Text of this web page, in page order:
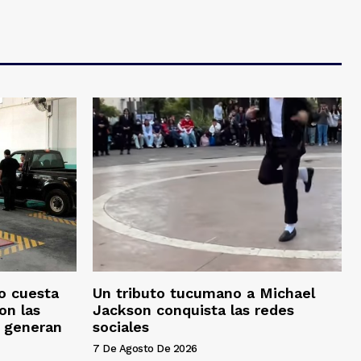
cuesta
las
Un tributo tucumano a Michael
Jackson conquista las redes
sociales
7 De Agosto De 2026